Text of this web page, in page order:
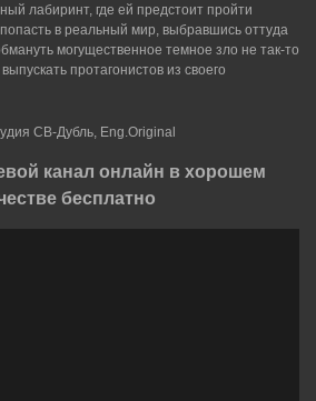
лабиринт, где ей предстоит пройти
в реальный мир, выбравшись оттуда
могущественное темное зло не так-то
протагонистов из своего
СВ-Дубль, Eng.Original
канал онлайн в хорошем
бесплатно